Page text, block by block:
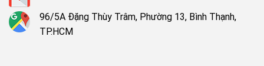
96/5A Đặng Thùy Trâm, Phường 13, Bình Thạnh,
TP.HCM